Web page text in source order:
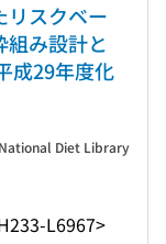
リスクベー
組み設計と
成29年度化
L6967>
National Diet Library